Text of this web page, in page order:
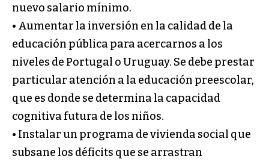
nuevo salario mínimo.
• Aumentar la inversión en la calidad de la
educación pública para acercarnos a los
niveles de Portugal o Uruguay. Se debe prestar
particular atención a la educación preescolar,
que es donde se determina la capacidad
cognitiva futura de los niños.
• Instalar un programa de vivienda social que
subsane los déficits que se arrastran